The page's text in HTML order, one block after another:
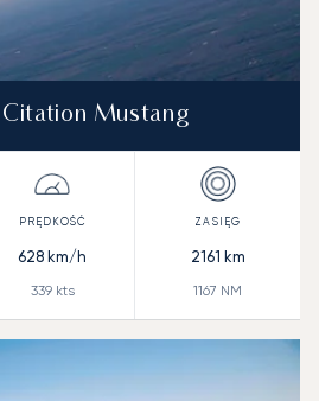
Citation Mustang
628 km/h
339kts
2161 km
1167 NM